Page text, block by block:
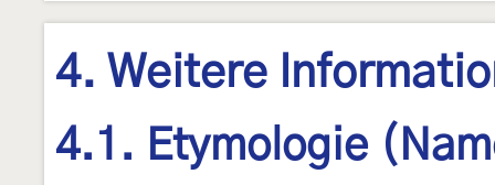
4. Weitere
4.1. Etymologie